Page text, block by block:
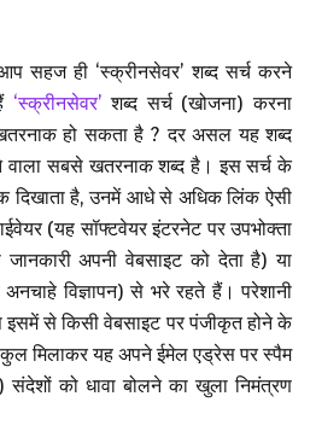
सहज ही ‘स्क्रीनसेवर’ शब्द सर्च करने
‘स्क्रीनसेवर’ शब्द सर्च (खोजना) करना
हो सकता है ? दर असल यह शब्द
वाला सबसे खतरनाक शब्द है। इस सर्च के
दिखाता है, उनमें आधे से अधिक लिंक ऐसी
(यह सॉफ्टवेयर इंटरनेट पर उपभोक्ता
जानकारी अपनी वेबसाइट को देता है) या
विज्ञापन) से भरे रहते हैं। परेशानी
से किसी वेबसाइट पर पंजीकृत होने के
मिलाकर यह अपने ईमेल एड्रेस पर स्पैम
संदेशों को धावा बोलने का खुला निमंत्रण